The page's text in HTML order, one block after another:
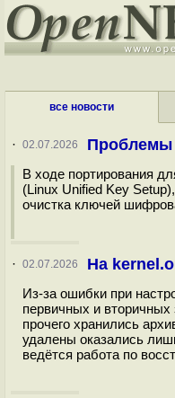
все новости
· 02.07.2026 Проблемы
В ходе портирования
(Linux Unified Key
очистка ключей
· 02.07.2026 На
Из-за ошибки при
первичных и
прочего хранились
удалены оказались
ведётся работа по